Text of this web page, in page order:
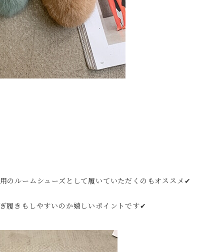
のルームシューズとして履いていただくのもオススメ✔︎
履きもしやすいのか嬉しいポイントです✔︎